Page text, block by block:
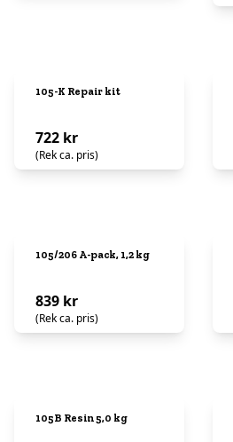
105-K Repair kit
722 kr
(Rek ca. pris)
105/206 A-pack, 1,2 kg
839 kr
(Rek ca. pris)
105B Resin 5,0 kg